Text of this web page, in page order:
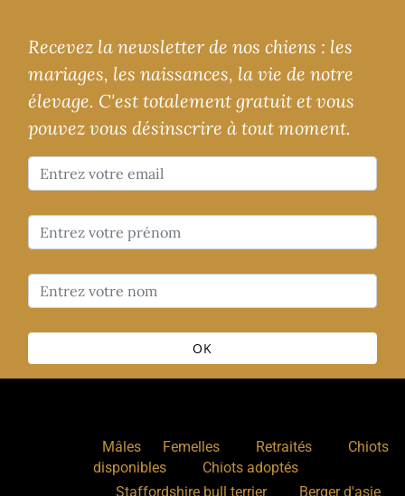
Recevez la newsletter de nos chiens : les
mariages, les naissances, la vie de notre
élevage. C'est totalement gratuit et vous
pouvez vous désinscrire à tout moment.
OK
Mâles, Femelles Retraités
Chiots
disponibles
Chiots adoptés
Staffordshire bull terrier
Berger d'asie